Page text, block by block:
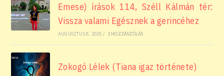
Emese) írások 114, Széll Kálmán tér:
Vissza valami Egésznek a gerincéhez
AUGUSZTUS 8, 2025 / 2 HOZZÁSZÓLÁS
Zokogó Lélek (Tiana igaz története)